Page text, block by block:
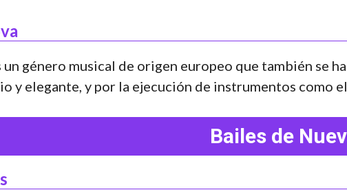
un género musical de origen europeo que también se
y elegante, y por la ejecución de instrumentos como
Bailes de